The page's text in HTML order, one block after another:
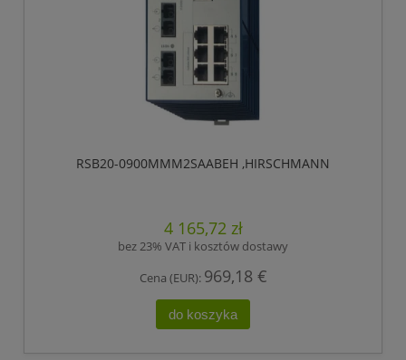
RSB20-0900MMM2SAABEH ,HIRSCHMANN
4 165,72 zł
bez 23% VAT i kosztów dostawy
Cena (EUR): 969,18 €
do koszyka